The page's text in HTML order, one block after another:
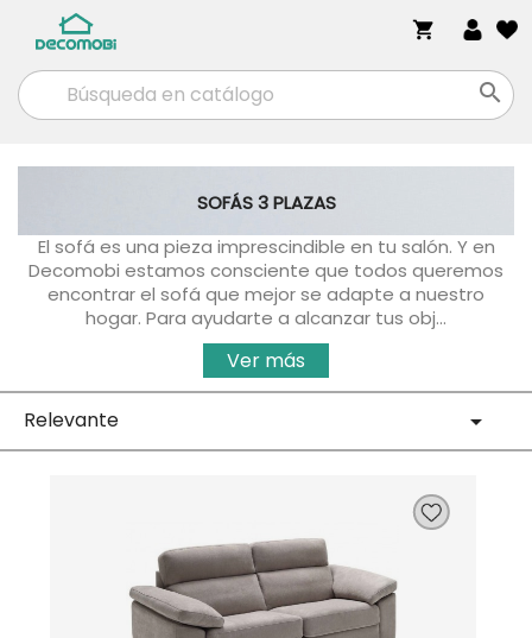
shopping_cart

SOFÁS 3 PLAZAS
El sofá es una pieza imprescindible en tu salón. Y en
Decomobi estamos consciente que todos queremos
encontrar el sofá que mejor se adapte a nuestro
hogar. Para ayudarte a alcanzar tus obj...
Ver más
Relevante 